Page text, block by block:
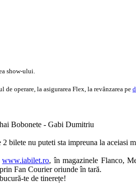
show-ului.
operare, la asigurarea Flex, la revânzarea pe
Bobonete - Gabi Dumitriu
bilete nu puteti sta impreuna la aceiasi
www.iabilet.ro, în magazinele Flanco,
Fan Courier oriunde în tară.
te de tinerețe!